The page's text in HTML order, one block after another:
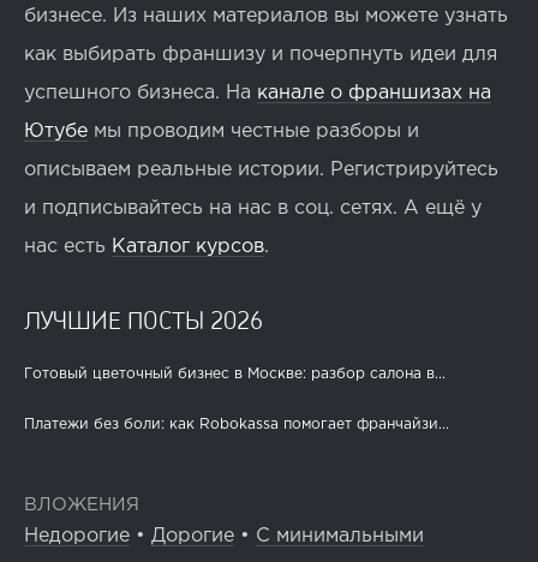
бизнесе. Из наших материалов вы можете узнать
как выбирать франшизу и почерпнуть идеи для
успешного бизнеса. На канале о франшизах на
Ютубе мы проводим честные разборы и
описываем реальные истории. Регистрируйтесь
и подписывайтесь на нас в соц. сетях. А ещё у
нас есть Каталог курсов.
ЛУЧШИЕ ПОСТЫ 2026
Готовый цветочный бизнес в Москве: разбор салона в...
Платежи без боли: как Robokassa помогает франчайзи...
ВЛОЖЕНИЯ
Недорогие • Дорогие • С минимальными